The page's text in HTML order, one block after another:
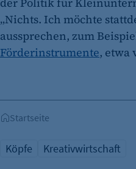
„Nichts. Ich möchte
aussprechen, zum
Förderinstrumente, etwa
Startseite
Köpfe Kreativwirtschaft